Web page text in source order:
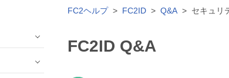
FC2ヘルプ FC2ID Q&A セキュリ
FC2ID Q&A